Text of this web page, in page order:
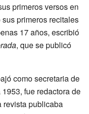
primeros versos en
primeros recitales
17 años, escribió
, que se publicó
como secretaria de
fue redactora de
revista publicaba